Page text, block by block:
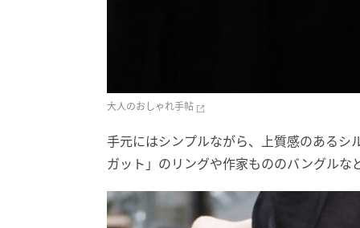
大人のおしゃれ手帖
手元にはシンプルながら、上質感のあるシ
ガット」のリングや作家もののバングルな